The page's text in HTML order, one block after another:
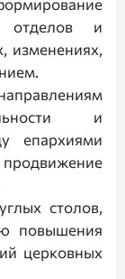
отделов и
изменениях,
и
епархиями
столов,
повышения
церковных